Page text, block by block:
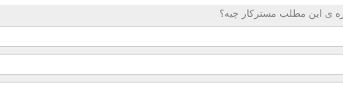
ی این مطلب مسترکار چیه؟